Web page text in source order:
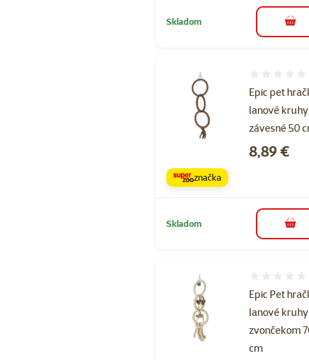
Skladom do
Epic pet
lanové kruhy
závesné 50
Cena
8,89 €
značka
Skladom do
Epic Pet
lanové
zvončekom
cm